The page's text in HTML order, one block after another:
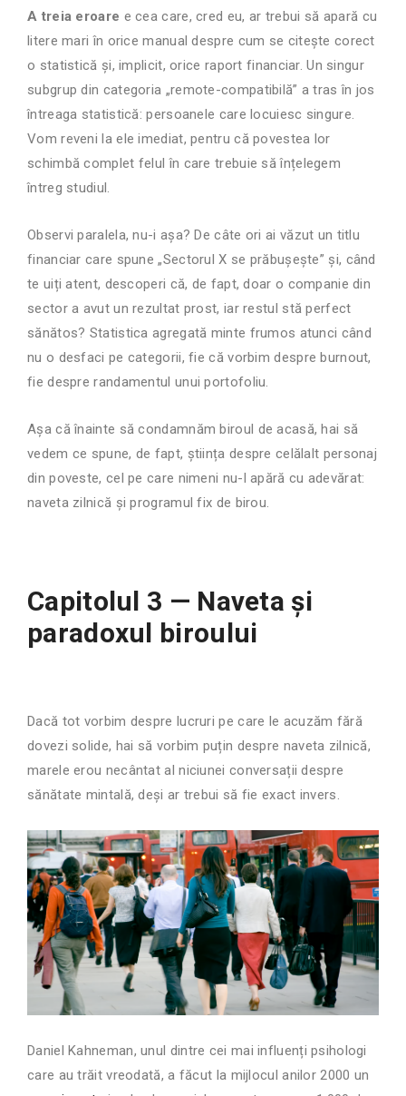
A treia eroare e cea care, cred eu, ar trebui să apară cu
litere mari în orice manual despre cum se citește corect
o statistică și, implicit, orice raport financiar. Un singur
subgrup din categoria „remote-compatibilă” a tras în jos
întreaga statistică: persoanele care locuiesc singure.
Vom reveni la ele imediat, pentru că povestea lor
schimbă complet felul în care trebuie să înțelegem
întreg studiul.
Observi paralela, nu-i așa? De câte ori ai văzut un titlu
financiar care spune „Sectorul X se prăbușește” și, când
te uiți atent, descoperi că, de fapt, doar o companie din
sector a avut un rezultat prost, iar restul stă perfect
sănătos? Statistica agregată minte frumos atunci când
nu o desfaci pe categorii, fie că vorbim despre burnout,
fie despre randamentul unui portofoliu.
Așa că înainte să condamnăm biroul de acasă, hai să
vedem ce spune, de fapt, știința despre celălalt personaj
din poveste, cel pe care nimeni nu-l apără cu adevărat:
naveta zilnică și programul fix de birou.
Capitolul 3 — Naveta și
paradoxul biroului
Dacă tot vorbim despre lucruri pe care le acuzăm fără
dovezi solide, hai să vorbim puțin despre naveta zilnică,
marele erou necântat al niciunei conversații despre
sănătate mintală, deși ar trebui să fie exact invers.
Daniel Kahneman, unul dintre cei mai influenți psihologi
care au trăit vreodată, a făcut la mijlocul anilor 2000 un